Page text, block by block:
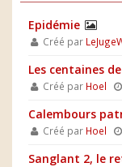
Epidémie
Créé par
Les centaines
Créé par Hoel
Calembours
Créé par Hoel
Sanglant 2, le